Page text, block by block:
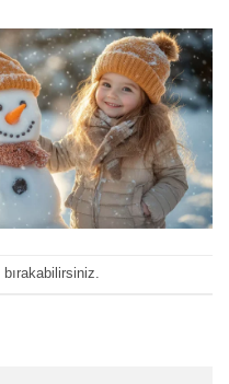
bırakabilirsiniz.